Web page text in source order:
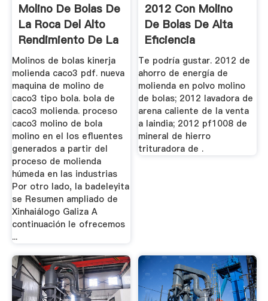
Molino De Bolas De
La Roca Del Alto
Rendimiento De La
...
Molinos de bolas kinerja
molienda caco3 pdf. nueva
maquina de molino de
caco3 tipo bola. bola de
caco3 molienda. proceso
caco3 molino de bola
molino en el los efluentes
generados a partir del
proceso de molienda
húmeda en las industrias
Por otro lado, la badeleyita
se Resumen ampliado de
Xinhaiálogo Galiza A
continuación le ofrecemos
...
2012 Con Molino
De Bolas De Alta
Eficiencia
Te podría gustar. 2012 de
ahorro de energía de
molienda en polvo molino
de bolas; 2012 lavadora de
arena caliente de la venta
a laindia; 2012 pf1008 de
mineral de hierro
trituradora de .